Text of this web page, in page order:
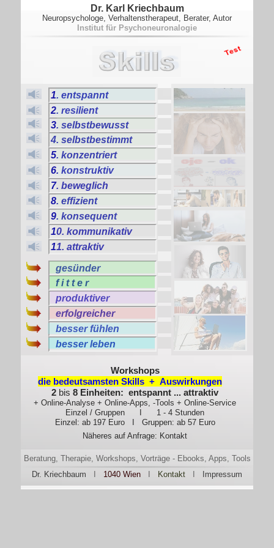
Dr. Karl Kriechbaum
Neuropsychologe, Verhaltenstherapeut, Berater, Autor
Institut für Psychoneuronalogie
Beratung, Therapie, Workshops, Vorträge - Ebooks, Apps, Tools
Dr. Kriechbaum
1040 Wien Kontakt Impressum
Workshops
die bedeutsamsten Skills + Auswirkungen
2 bis 8 Einheiten: entspannt ... attraktiv
+ Online-Analyse + Online-Apps, -Tools + Online-Service
Einzel / Gruppen I 1 - 4 Stunden
Einzel: ab 197 Euro I Gruppen: ab 57 Euro
Näheres auf Anfrage: Kontakt